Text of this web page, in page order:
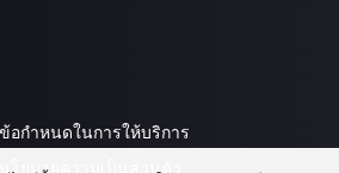
ข้อกำหนดในการให้บริการ
นโยบายความเป็นส่วนตัว